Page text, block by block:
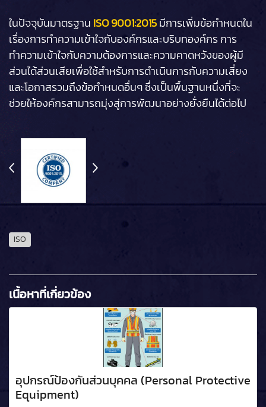
ในปัจจุบันมาตรฐาน ISO 9001:2015มีการเพิ่มข้อกำหนดใน
เรื่องการทำความเข้าใจกับองค์กรและบริบทองค์กร การ
ทำความเข้าใจกับความต้องการและความคาดหวังของผู้มี
ส่วนได้ส่วนเสียเพื่อใช้สำหรับการดำเนินการกับความเสี่ยง
และโอกาสรวมถึงข้อกำหนดอื่นๆ ซึ่งเป็นพื้นฐานหนึ่งที่จะ
ช่วยให้องค์กรสามารถมุ่งสู่การพัฒนาอย่างยั่งยืนได้ต่อไป
ISO
เนื้อหาที่เกี่ยวข้อง
อุปกรณ์ป้องกันส่วนบุคคล (Personal Protective
Equipment)